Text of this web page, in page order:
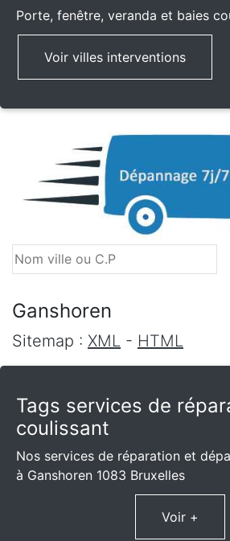
Porte, fenêtre, veranda et baies
Voir villes interventions
Ganshoren
Sitemap : XML - HTML
Tags services de
coulissant
Nos services de réparation et
à Ganshoren 1083 Bruxelles
Voir +